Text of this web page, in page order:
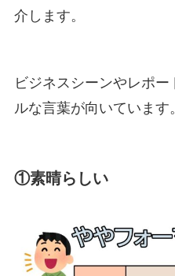
介します。
ビジネスシーンやレポ
ルな言葉が向いています。
①素晴らしい